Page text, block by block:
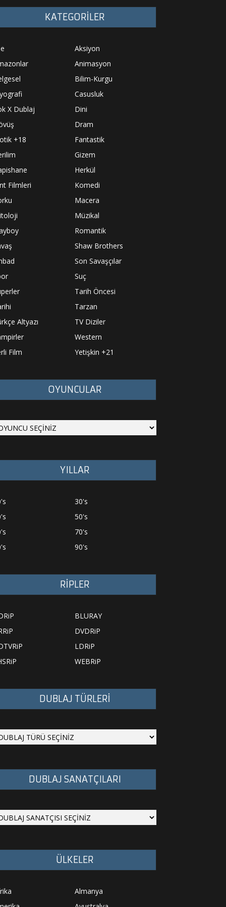
KATEGORİLER
Aksiyon
Animasyon
Bilim-Kurgu
Casusluk
X Dublaj
Dini
Dram
+18
Fantastik
Gizem
Herkül
Filmleri
Komedi
Macera
Müzikal
Romantik
Shaw Brothers
Son Savaşçılar
Suç
Tarih Öncesi
Tarzan
Altyazı
TV Diziler
Western
Film
Yetişkin +21
OYUNCULAR
YILLAR
30's
50's
70's
90's
RİPLER
BLURAY
DVDRiP
LDRiP
WEBRiP
DUBLAJ TÜRLERİ
DUBLAJ SANATÇILARI
ÜLKELER
Almanya